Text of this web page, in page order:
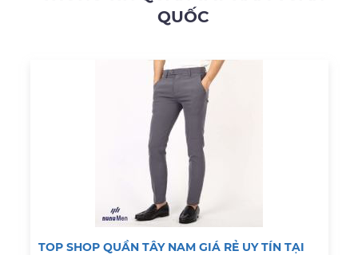
QUỐC
TOP SHOP QUẦN TÂY NAM GIÁ RẺ UY TÍN TẠI